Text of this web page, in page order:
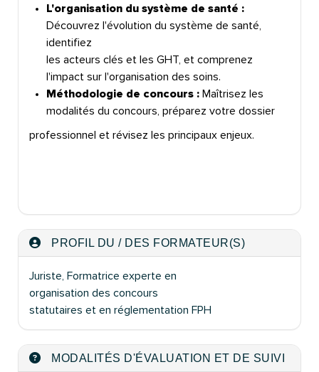
L'organisation du système de santé :
Découvrez l'évolution du système de santé,
identifiez
les acteurs clés et les GHT, et comprenez
l'impact sur l'organisation des soins.
Méthodologie de concours : Maîtrisez les
modalités du concours, préparez votre dossier
professionnel et révisez les principaux enjeux.
PROFIL DU / DES FORMATEUR(S)
Juriste, Formatrice experte en
organisation des concours
statutaires et en réglementation FPH
MODALITÉS D'ÉVALUATION ET DE SUIVI